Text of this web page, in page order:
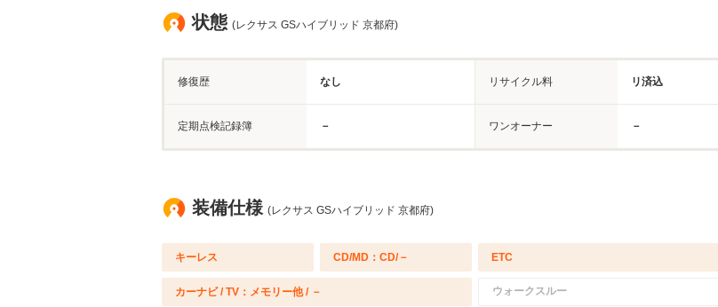
状態 (レクサス GSハイブリッド 京都府)
修復歴 なし リサイクル料 リ済込
定期点検記録簿 － ワンオーナー －
装備仕様 (レクサス GSハイブリッド 京都府)
キーレス CD/MD：CD/－ ETC
カーナビ / TV：メモリー他 / － ウォークスルー